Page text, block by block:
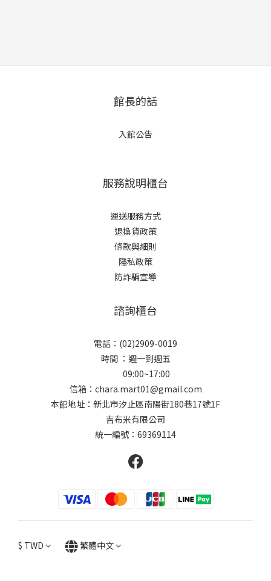
館長的話
入館公告
服務說明櫃台
運送服務方式
退換貨政策
條款與細則
隱私政策
防詐騙宣導
諮詢櫃台
電話：(02)2909-0019
時間 ：週一到週五
09:00~17:00
信箱：chara.mart01@gmail.com
本館地址：新北市汐止區南陽街180巷17號1F
吉布米有限公司
統一編號：69369114
$ TWD 繁體中文